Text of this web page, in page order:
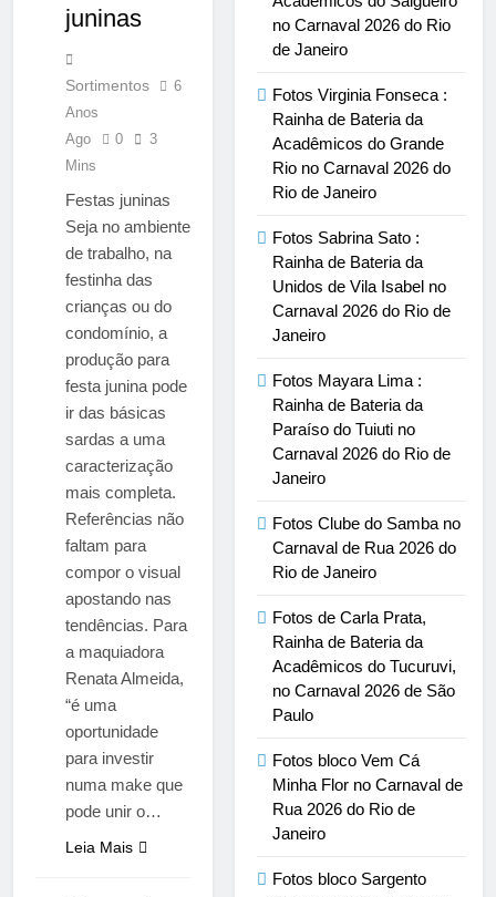
juninas
Sortimentos
6
Anos
Ago
0
3
Mins
Festas juninas
Seja no ambiente
de trabalho, na
festinha das
crianças ou do
condomínio, a
produção para
festa junina pode
ir das básicas
sardas a uma
caracterização
mais completa.
Referências não
faltam para
compor o visual
apostando nas
tendências. Para
a maquiadora
Renata Almeida,
“é uma
oportunidade
para investir
numa make que
pode unir o…
Leia Mais
no Carnaval 2026 do Rio
de Janeiro
Fotos Virginia Fonseca :
Rainha de Bateria da
Acadêmicos do Grande
Rio no Carnaval 2026 do
Rio de Janeiro
Fotos Sabrina Sato :
Rainha de Bateria da
Unidos de Vila Isabel no
Carnaval 2026 do Rio de
Janeiro
Fotos Mayara Lima :
Rainha de Bateria da
Paraíso do Tuiuti no
Carnaval 2026 do Rio de
Janeiro
Fotos Clube do Samba no
Carnaval de Rua 2026 do
Rio de Janeiro
Fotos de Carla Prata,
Rainha de Bateria da
Acadêmicos do Tucuruvi,
no Carnaval 2026 de São
Paulo
Fotos bloco Vem Cá
Minha Flor no Carnaval de
Rua 2026 do Rio de
Janeiro
Fotos bloco Sargento